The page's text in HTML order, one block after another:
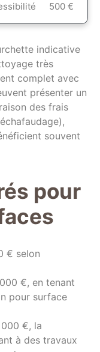
500 €
indicative
très
complet avec
présenter un
des frais
souvent
pour
€ selon
€, en tenant
pour surface
€, la
à des travaux